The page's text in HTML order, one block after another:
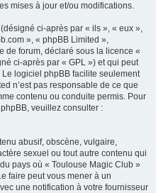
mises à jour et/ou modifications.
ci-après par « ils », « eux »,
», « phpBB Limited »,
de forum, déclaré sous la licence «
ci-après par « GPL ») et qui peut
Le logiciel phpBB facilite seulement
n’est pas responsable de ce que
contenu ou conduite permis. Pour
veuillez consulter :
abusif, obscène, vulgaire,
sexuel ou tout autre contenu qui
pays où « Toulouse Magic Club »
faire peut vous mener à un
une notification à votre fournisseur